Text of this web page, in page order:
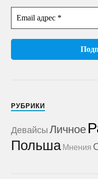
РУБРИКИ
ДевайсыЛичное
Польша Мнения